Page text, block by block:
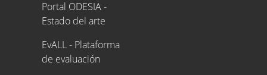
Portal ODESIA -
Estado del arte
EvALL - Plataforma
de evaluación